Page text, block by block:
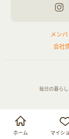
お買い物・サービス
ホーム マイシ
メン
会社
毎日の暮ら